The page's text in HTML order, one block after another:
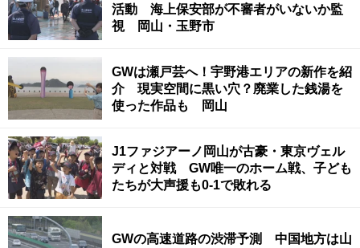
活動 海上保安部が不審者がいないか監
視 岡山・玉野市
GWは瀬戸芸へ！宇野港エリアの新作を紹
介 現実空間に黒い穴？廃業した銭湯を
使った作品も 岡山
J1ファジアーノ岡山が古豪・東京ヴェル
ディと対戦 GW唯一のホーム戦、子ども
たちが大声援も0-1で敗れる
GWの高速道路の渋滞予測 中国地方は山